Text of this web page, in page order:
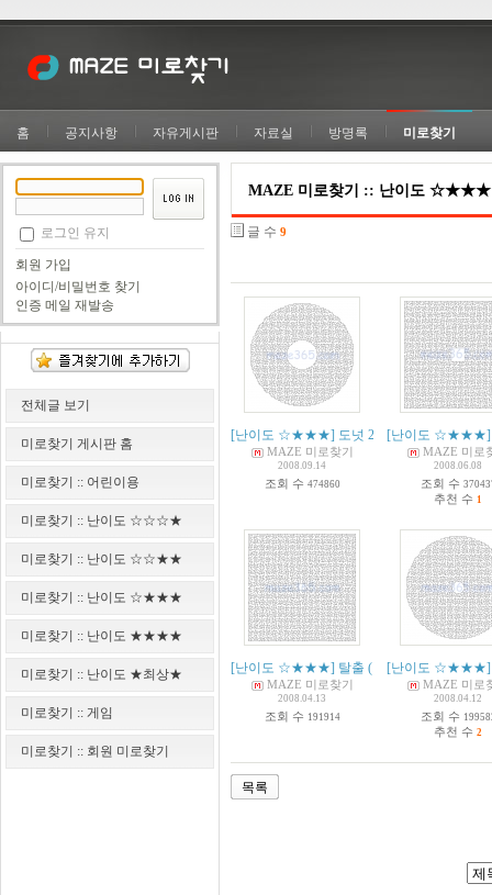
홈 공지사항 자유게시판 자료실 방명록 미로찾기
로그인 유지
회원 가입
아이디/비밀번호 찾기
인증 메일 재발송
전체글 보기
미로찾기 게시판 홈
미로찾기 :: 어린이용
미로찾기 :: 난이도 ☆☆☆★
미로찾기 :: 난이도 ☆☆★★
미로찾기 :: 난이도 ☆★★★
미로찾기 :: 난이도 ★★★★
미로찾기 :: 난이도 ★최상★
미로찾기 :: 게임
미로찾기 :: 회원 미로찾기
MAZE 미로찾기 :: 난이도 ☆★★★
글 수 9
[난이도 ☆★★★] 도넛 2 32)
MAZE 미로찾기
2008.09.14
조회 수 474860
[난이도 ☆★★★]
MAZE 미로
2008.06.08
조회 수
추천 수 1
[난이도 ☆★★★] 탈출 ( )
MAZE 미로찾기
2008.04.13
조회 수 191914
[난이도 ☆★★★]
MAZE 미로
2008.04.12
조회 수
추천 수 2
목록